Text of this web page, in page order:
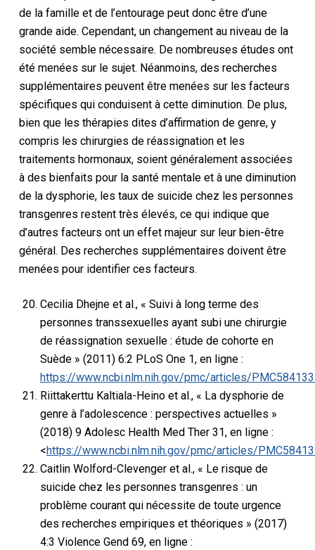
de la famille et de l’entourage peut donc être d’une
grande aide. Cependant, un changement au niveau de la
société semble nécessaire. De nombreuses études ont
été menées sur le sujet. Néanmoins, des recherches
supplémentaires peuvent être menées sur les facteurs
spécifiques qui conduisent à cette diminution. De plus,
bien que les thérapies dites d’affirmation de genre, y
compris les chirurgies de réassignation et les
traitements hormonaux, soient généralement associées
à des bienfaits pour la santé mentale et à une diminution
de la dysphorie, les taux de suicide chez les personnes
transgenres restent très élevés, ce qui indique que
d’autres facteurs ont un effet majeur sur leur bien-être
général. Des recherches supplémentaires doivent être
menées pour identifier ces facteurs.
Cecilia Dhejne et al., « Suivi à long terme des
personnes transsexuelles ayant subi une chirurgie
de réassignation sexuelle : étude de cohorte en
Suède » (2011) 6:2 PLoS One 1, en ligne :
https://www.ncbi.nlm.nih.gov/pmc/articles/
Riittakerttu Kaltiala-Heino et al., « La dysphorie de
genre à l’adolescence : perspectives actuelles »
(2018) 9 Adolesc Health Med Ther 31, en ligne :
<https://www.ncbi.nlm.nih.gov/pmc/articles/
Caitlin Wolford-Clevenger et al., « Le risque de
suicide chez les personnes transgenres : un
problème courant qui nécessite de toute urgence
des recherches empiriques et théoriques » (2017)
4:3 Violence Gend 69, en ligne :